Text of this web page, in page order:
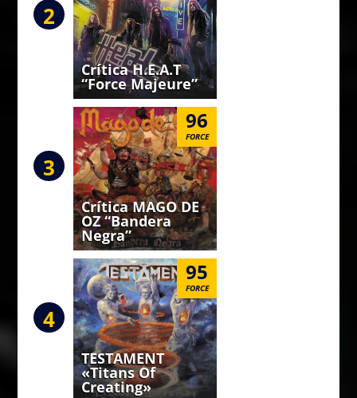
2
Crítica H.E.A.T
“Force Majeure”
3
96
FORCE
Crítica MAGO DE
OZ “Bandera
Negra”
4
95
FORCE
TESTAMENT
«Titans Of
Creating»